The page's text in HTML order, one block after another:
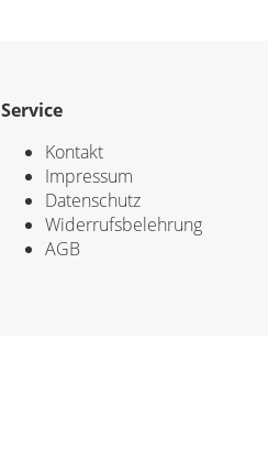
Service
Kontakt
Impressum
Datenschutz
Widerrufsbelehrung
AGB